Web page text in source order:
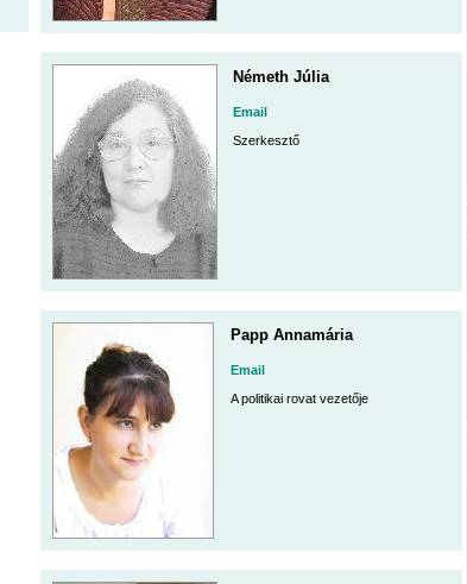
Németh Júlia
Email
Szerkesztő
Papp Annamária
Email
A politikai rovat vezetője